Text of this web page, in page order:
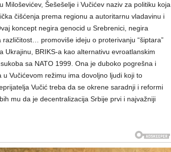
Miloševićev, Šešešelje i Vučićev naziv za politiku koja
čišćenja prema regionu a autoritarnu vladavinu i
koncept negira genocid u Srebrenici, negira
promoviše ideju o proterivanju “šiptara”
Ukrajinu, BRIKS-a kao alternativu evroatlanskim
sa NATO 1999. Ona je duboko pogrešna i
Vučićevom režimu ima dovoljno ljudi koji to
Vučić treba da se okrene saradnji i reformi
mu da je decentralizacija Srbije prvi i najvažniji